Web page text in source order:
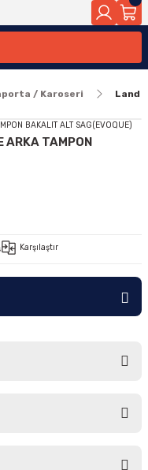
/ Karoseri Land
ARKA TAMPON
Karşılaştır